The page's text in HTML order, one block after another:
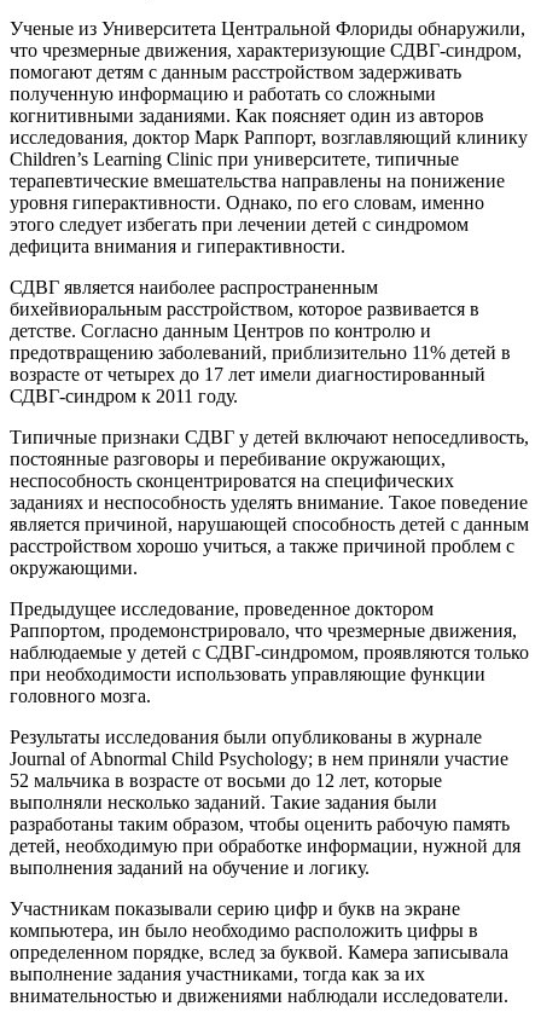
Ученые из Университета Центральной Флориды обнаружили,
что чрезмерные движения, характеризующие СДВГ-синдром,
помогают детям с данным расстройством задерживать
полученную информацию и работать со сложными
когнитивными заданиями. Как поясняет один из авторов
исследования, доктор Марк Раппорт, возглавляющий клинику
Children’s Learning Clinic при университете, типичные
терапевтические вмешательства направлены на понижение
уровня гиперактивности. Однако, по его словам, именно
этого следует избегать при лечении детей с синдромом
дефицита внимания и гиперактивности.
СДВГ является наиболее распространенным
бихейвиоральным расстройством, которое развивается в
детстве. Согласно данным Центров по контролю и
предотвращению заболеваний, приблизительно 11% детей в
возрасте от четырех до 17 лет имели диагностированный
СДВГ-синдром к 2011 году.
Типичные признаки СДВГ у детей включают непоседливость,
постоянные разговоры и перебивание окружающих,
неспособность сконцентрироватся на специфических
заданиях и неспособность уделять внимание. Такое поведение
является причиной, нарушающей способность детей с данным
расстройством хорошо учиться, а также причиной проблем с
окружающими.
Предыдущее исследование, проведенное доктором
Раппортом, продемонстрировало, что чрезмерные движения,
наблюдаемые у детей с СДВГ-синдромом, проявляются только
при необходимости использовать управляющие функции
головного мозга.
Результаты исследования были опубликованы в журнале
Journal of Abnormal Child Psychology; в нем приняли участие
52 мальчика в возрасте от восьми до 12 лет, которые
выполняли несколько заданий. Такие задания были
разработаны таким образом, чтобы оценить рабочую память
детей, необходимую при обработке информации, нужной для
выполнения заданий на обучение и логику.
Участникам показывали серию цифр и букв на экране
компьютера, ин было необходимо расположить цифры в
определенном порядке, вслед за буквой. Камера записывала
выполнение задания участниками, тогда как за их
внимательностью и движениями наблюдали исследователи.